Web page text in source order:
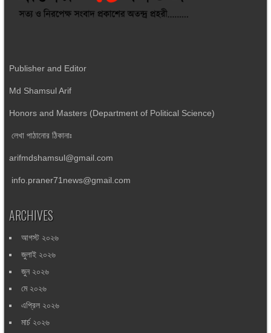
Publisher and Editor
Md Shamsul Arif
Honors and Masters (Department of Political Science)
লেখা পাঠানোর ঠিকানাঃ
arifmdshamsul@gmail.com
info.praner71news@gmail.com
ARCHIVES
আগস্ট ২০২৬
জুলাই ২০২৬
জুন ২০২৬
মে ২০২৬
এপ্রিল ২০২৬
মার্চ ২০২৬